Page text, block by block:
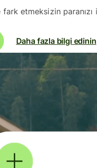
fark etmeksizin paranızı
Daha fazla bilgi edinin